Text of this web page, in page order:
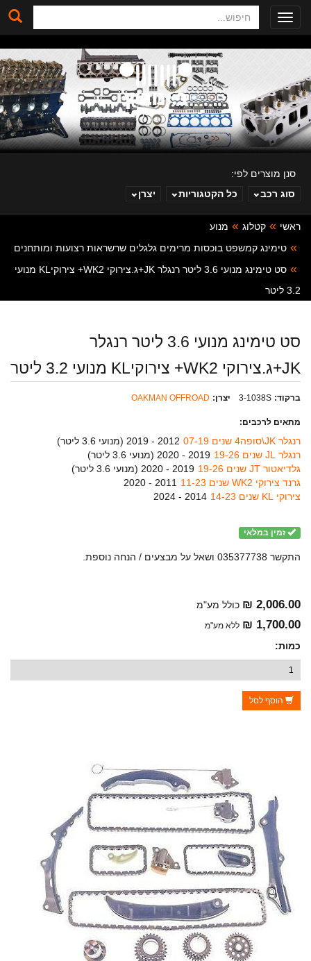
Toggle
navigation
סנן מוצרים לפי:
סוג רכב
כל הקטגוריות יצרן
ראשי קטלוג
מנוע
טימינג קמשפט בוכסות מרימים גלגלים שרשראות רצועות ומותחנים
סט טימינג מנועי 3.6 ליטר רנגלר JK+ג.צירוקי WK2+ צירוקיKL מנועי
3.2 ליטר
סט טימינג מנועי 3.6 ליטר רנגלר
JK+ג.צירוקי WK2+ צירוקיKL מנועי 3.2 ליטר
ברקוד: 3-1038S יצרן: OAKMAN OFFROAD
מתאים לרכבים:
רנגלר JK\סופה4 שנים 07-19 2012 - 2019 ( מנועי 3.6 ליטר
)
רנגלר JL שנים 19-26
2019 - 2020 ( מנועי 3.6 ליטר
)
גלדיאטור JT שנים 19-26
2019 - 2020 ( מנועי 3.6 ליטר
)
גרנד צירוקי WK2 שנים 11-23
2011 - 2020
צירוקי KL שנים 14-23
2014 - 2024
זמין במלאי
התקשר 035377738 ושאל על מבצעים / הנחה נוספת.
2,006.00 ₪ כולל מע"מ
1,700.00 ₪ ללא מע"מ
כמות:
הוסף לסל